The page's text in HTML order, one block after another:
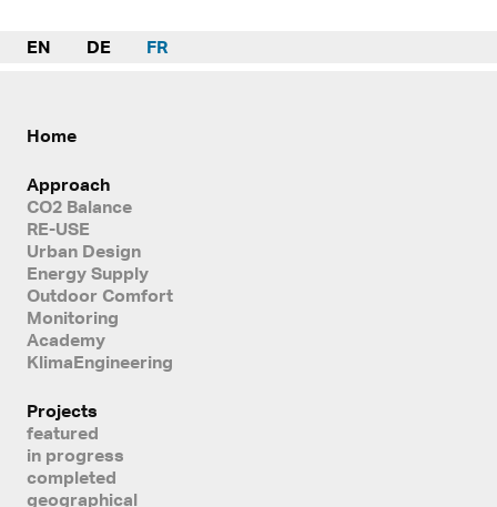
EN DE FR
Home
Approach
CO2 Balance
RE-USE
Urban Design
Energy Supply
Outdoor Comfort
Monitoring
Academy
KlimaEngineering
Projects
featured
in progress
completed
geographical